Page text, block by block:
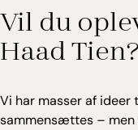
grøntsager,
Direkte
Vil du
Haad Tien?
Vi har masser af ideer
sammensættes – men